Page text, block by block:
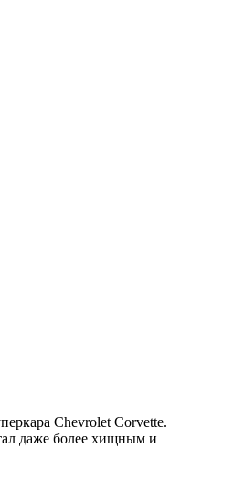
Chevrolet Corvette.
даже более хищным и